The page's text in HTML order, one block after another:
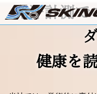
発汗計測で
健康を